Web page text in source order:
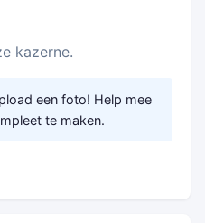
kazerne.
een foto! Help mee
te maken.